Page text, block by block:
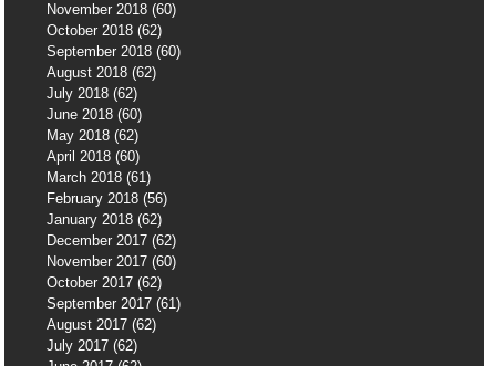
November 2018 (60)
October 2018 (62)
September 2018 (60)
August 2018 (62)
July 2018 (62)
June 2018 (60)
May 2018 (62)
April 2018 (60)
March 2018 (61)
February 2018 (56)
January 2018 (62)
December 2017 (62)
November 2017 (60)
October 2017 (62)
September 2017 (61)
August 2017 (62)
July 2017 (62)